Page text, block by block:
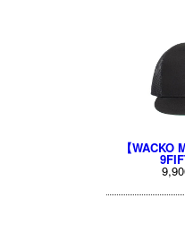
【WACKO